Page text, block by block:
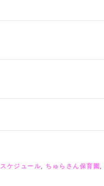
スケジュール, ちゅらさん保育園,